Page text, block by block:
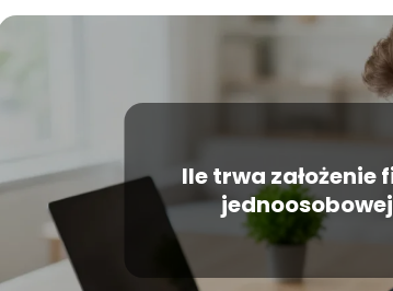
Ile trwa założenie